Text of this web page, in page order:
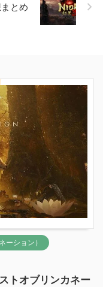
とめ
ション）
トオブリンカネー